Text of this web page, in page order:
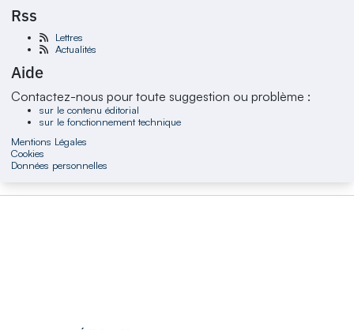
Rss
Lettres
Actualités
Aide
Contactez-nous pour toute suggestion ou problème :
sur le contenu éditorial
sur le fonctionnement technique
Mentions Légales
Cookies
Données personnelles